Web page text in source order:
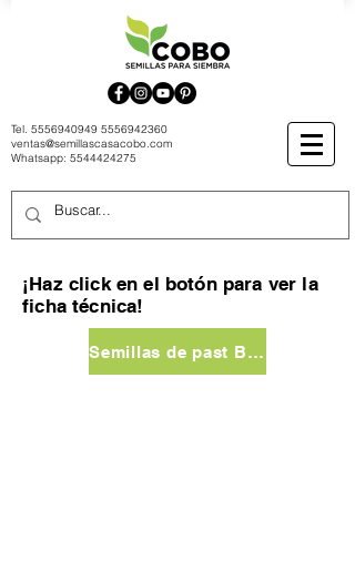
Tel. 5556940949 5556942360
ventas@semillascasacobo.com
Whatsapp: 5544424275
¡Haz click en el botón para ver la
ficha técnica!
Semillas de past Bent 777